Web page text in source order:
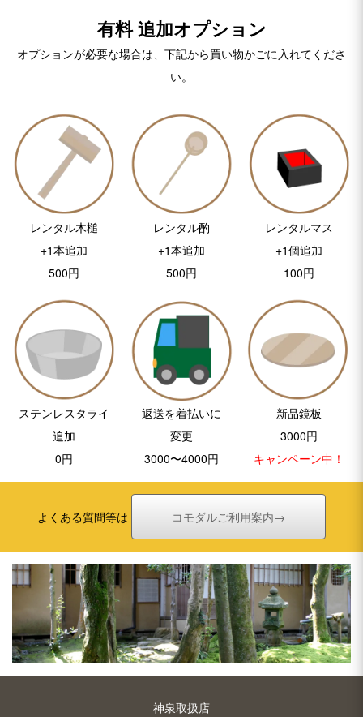
有料 追加オプション
オプションが必要な場合は、下記から買い物かごに入れてくださ
い。
レンタル木槌
+1本追加
500円
レンタル酌
+1本追加
500円
レンタルマス
+1個追加
100円
ステンレスタライ
追加
0円
返送を着払いに
変更
3000〜4000円
新品鏡板
3000円
キャンペーン中！
よくある質問等は コモダルご利用案内→
神泉取扱店